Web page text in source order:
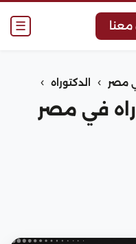
☰
مصر › الدكتوراه ›
في مصر